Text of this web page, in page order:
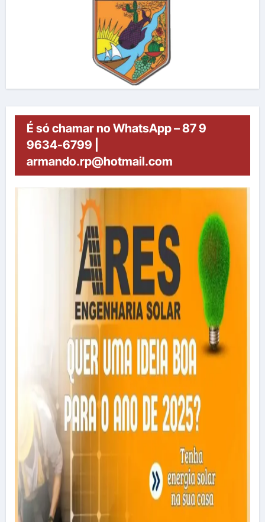
É só chamar no WhatsApp – 87 9
9634-6799 |
armando.rp@hotmail.com